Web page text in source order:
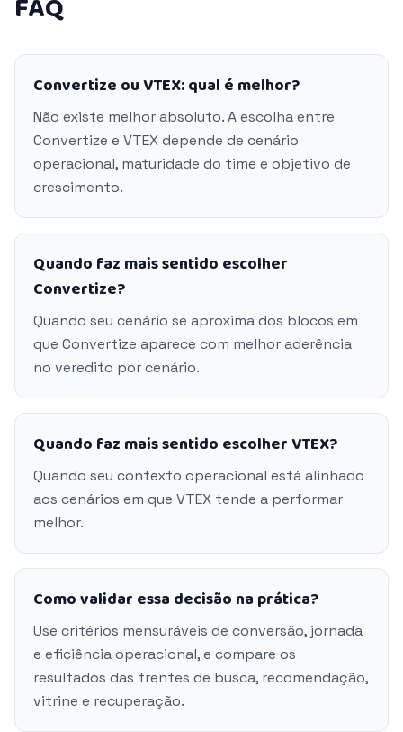
FAQ
Convertize ou VTEX: qual é melhor?
Não existe melhor absoluto. A escolha entre
Convertize e VTEX depende de cenário
operacional, maturidade do time e objetivo de
crescimento.
Quando faz mais sentido escolher
Convertize?
Quando seu cenário se aproxima dos blocos em
que Convertize aparece com melhor aderência
no veredito por cenário.
Quando faz mais sentido escolher VTEX?
Quando seu contexto operacional está alinhado
aos cenários em que VTEX tende a performar
melhor.
Como validar essa decisão na prática?
Use critérios mensuráveis de conversão, jornada
e eficiência operacional, e compare os
resultados das frentes de busca, recomendação,
vitrine e recuperação.